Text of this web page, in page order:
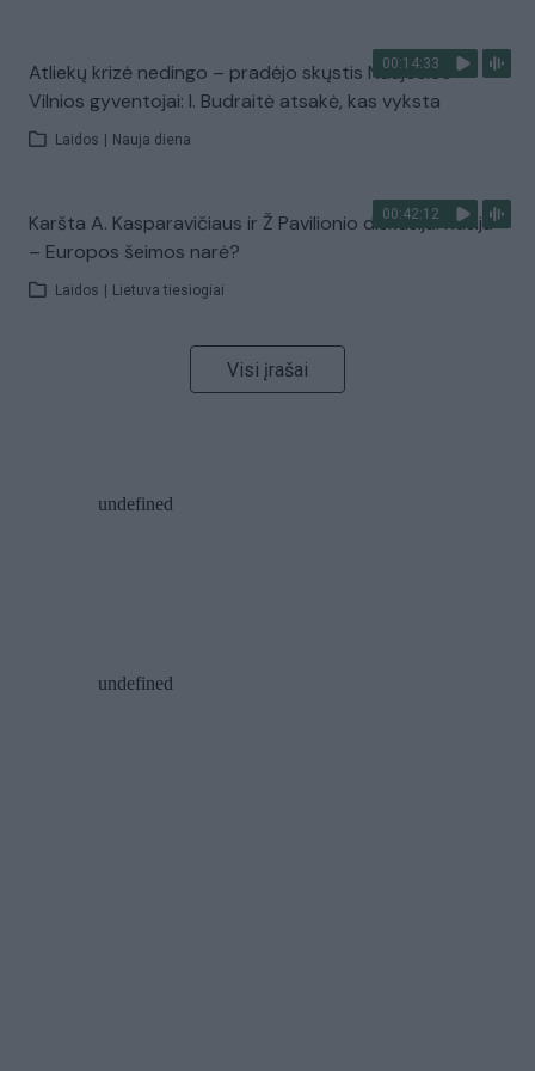
00:14:33
Atliekų krizė nedingo – pradėjo skųstis Naujosios
Vilnios gyventojai: I. Budraitė atsakė, kas vyksta
Laidos Nauja diena
00:42:12
Karšta A. Kasparavičiaus ir Ž Pavilionio diskusija: Rusija
– Europos šeimos narė?
Laidos Lietuva tiesiogiai
Visi įrašai